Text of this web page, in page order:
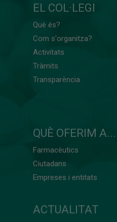
EL COL·LEGI
Què és?
Com s'organitza?
Activitats
Tràmits
Transparència
QUÈ OFERIM A...
Farmacèutics
Ciutadans
Empreses i entitats
ACTUALITAT